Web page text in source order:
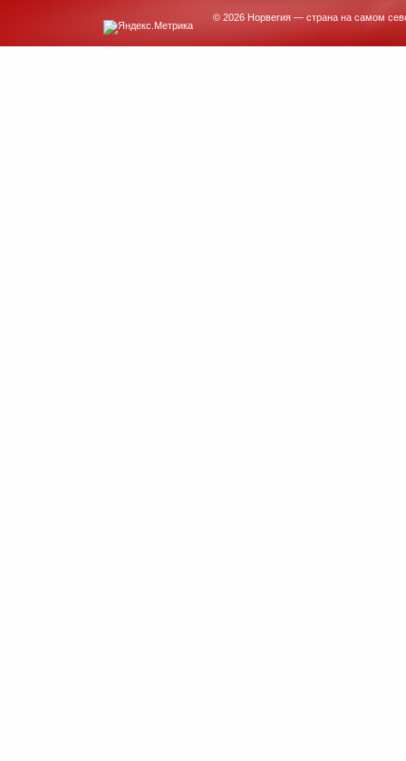
© 2026 Норвегия — страна на самом